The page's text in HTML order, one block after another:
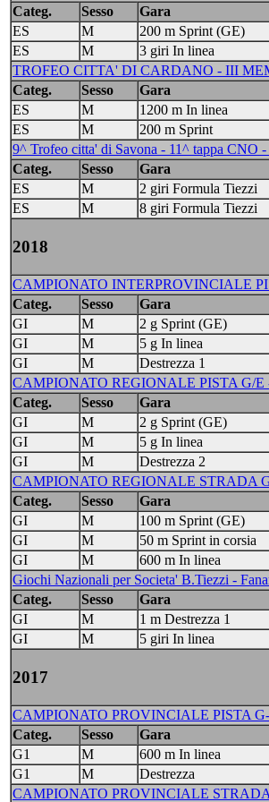
Categ.
Sesso
Gara
ES
M
200 m Sprint (GE)
ES
M
3 giri In linea
TROFEO CITTA' DI CARDANO - III
Categ.
Sesso
Gara
ES
M
1200 m In linea
ES
M
200 m Sprint
9^ Trofeo citta' di Savona - 11^ tappa CNO
Categ.
Sesso
Gara
ES
M
2 giri Formula Tiezzi
ES
M 8 giri Formula Tiezzi
2018
CAMPIONATO INTERPROVINCIALE
Categ.
Sesso
Gara
GI
M
2 g Sprint (GE)
GI
M
5 g In linea
GI
M
Destrezza 1
CAMPIONATO REGIONALE PISTA G/
Categ.
Sesso
Gara
GI
M
2 g Sprint (GE)
GI
M
5 g In linea
GI
M
Destrezza 2
CAMPIONATO REGIONALE STRADA
Categ.
Sesso
Gara
GI
M
100 m Sprint (GE)
GI
M
50 m Sprint in corsia
GI
M
600 m In linea
Giochi Nazionali per Societa' B.Tiezzi -
Categ.
Sesso
Gara
GI
M
1 m Destrezza 1
GI
M 5 giri In linea
2017
CAMPIONATO PROVINCIALE PISTA
Categ.
Sesso
Gara
G1
M
600 m In linea
G1
M
Destrezza
CAMPIONATO PROVINCIALE